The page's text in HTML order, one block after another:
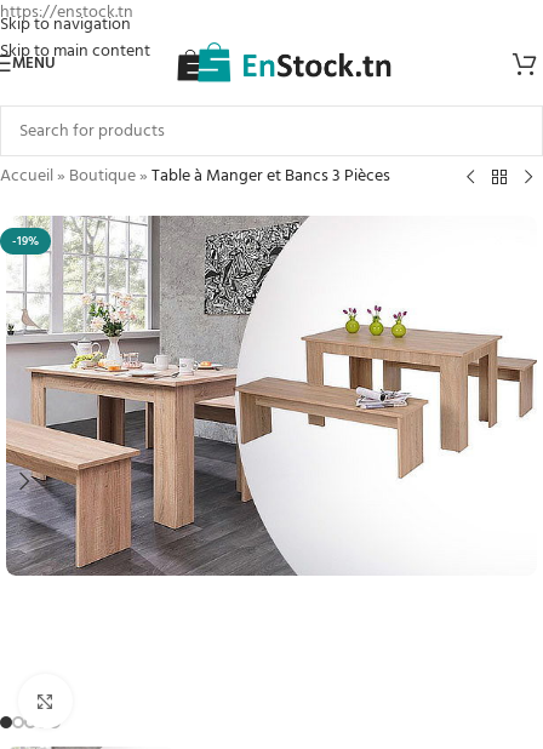
https://enstock.tn
Skip to navigation
Skip to main content
MENU
Accueil» Boutique»Table à Manger et Bancs 3 Pièces
-19%